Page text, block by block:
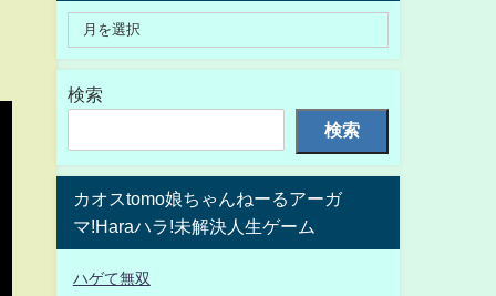
検索
検索
カオスtomo娘ちゃんねーるアーガ
マ!Haraハラ!未解決人生ゲーム
ハゲて無双